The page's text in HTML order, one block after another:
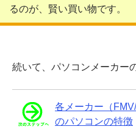
るのが、賢い買い物です。
続いて、パソコンメーカー
各メーカー（
のパソコンの特徴